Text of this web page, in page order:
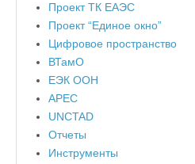
Проект ТК ЕАЭС
Проект “Единое окно”
Цифровое пространство
ВТамО
ЕЭК ООН
APEC
UNCTAD
Отчеты
Инструменты